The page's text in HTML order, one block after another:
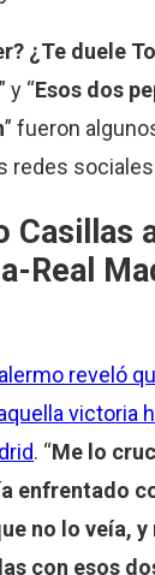
¿Te duele
” y “Esos dos
” fueron
redes
Casillas
Real
reveló
victoria
. “Me lo
enfrentado
no lo veía, y
con esos